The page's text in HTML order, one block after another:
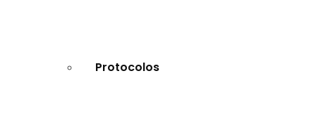
Protocolos